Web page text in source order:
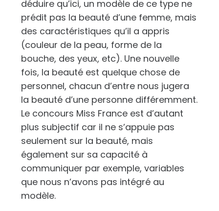
déduire qu’ici, un modèle de ce type ne
prédit pas la beauté d’une femme, mais
des caractéristiques qu’il a appris
(couleur de la peau, forme de la
bouche, des yeux, etc). Une nouvelle
fois, la beauté est quelque chose de
personnel, chacun d’entre nous jugera
la beauté d’une personne différemment.
Le concours Miss France est d’autant
plus subjectif car il ne s’appuie pas
seulement sur la beauté, mais
également sur sa capacité à
communiquer par exemple, variables
que nous n’avons pas intégré au
modèle.